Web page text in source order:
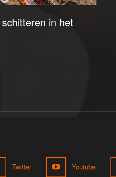
in het
Twitter Youtube